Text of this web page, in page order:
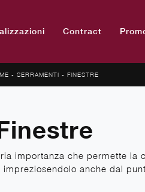
Contract
- SERRAMENTI - FINESTRE
importanza che permette
anche dal